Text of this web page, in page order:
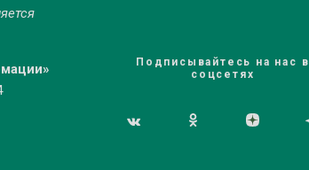
Подписывайтесь на нас в
соцсетях